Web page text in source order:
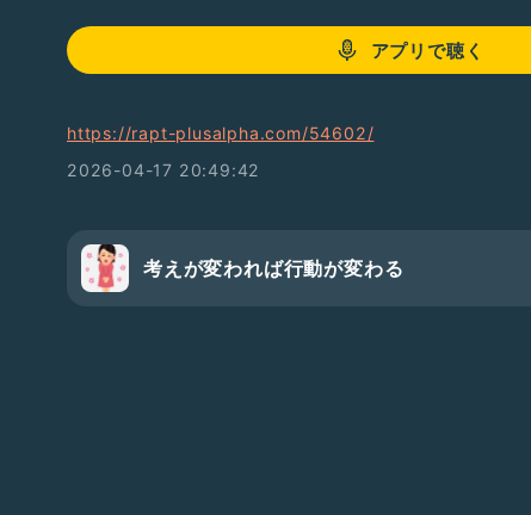
アプリで聴く
https://rapt-plusalpha.com/54602/
2026-04-17 20:49:42
考えが変われば行動が変わる